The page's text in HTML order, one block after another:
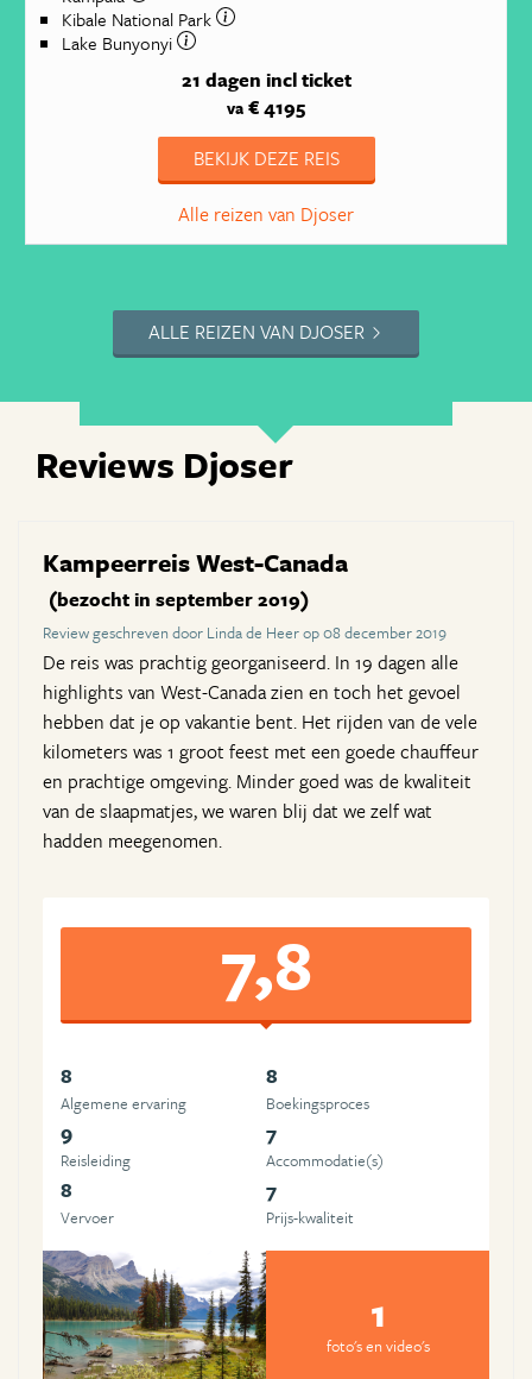
Kibale National Park
Lake Bunyonyi
21 dagen incl ticket
va € 4195
BEKIJK DEZE REIS
Alle reizen van Djoser
ALLE REIZEN VAN DJOSER
Reviews Djoser
Kampeerreis West-Canada
(bezocht in september 2019)
Review geschreven door Linda de Heer op 08 december 2019
De reis was prachtig georganiseerd. In 19 dagen alle
highlights van West-Canada zien en toch het gevoel
hebben dat je op vakantie bent. Het rijden van de vele
kilometers was 1 groot feest met een goede chauffeur
en prachtige omgeving. Minder goed was de kwaliteit
van de slaapmatjes, we waren blij dat we zelf wat
hadden meegenomen.
7,8
8
Algemene ervaring
8
Boekingsproces
9
Reisleiding
7
Accommodatie(s)
8
Vervoer
7
Prijs-kwaliteit
1
foto's en video's